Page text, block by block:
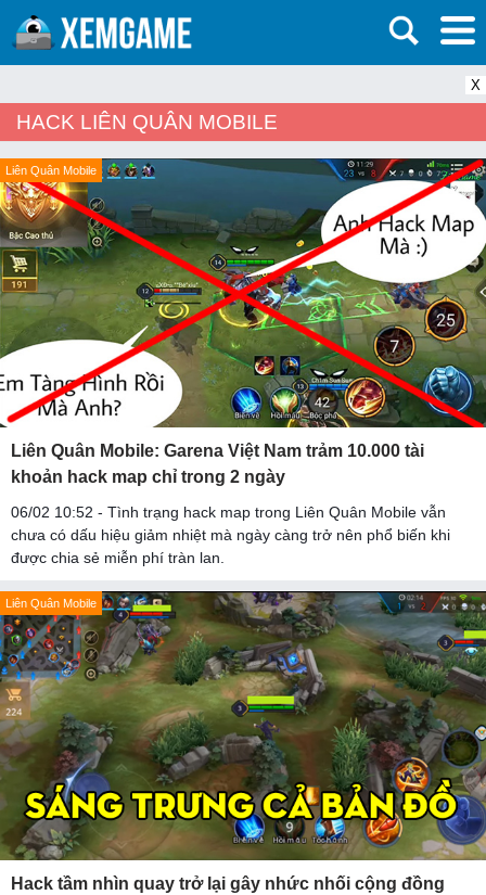
X
HACK LIÊN QUÂN MOBILE
Liên Quân Mobile
Liên Quân Mobile: Garena Việt Nam trảm 10.000 tài
khoản hack map chỉ trong 2 ngày
06/02 10:52 - Tình trạng hack map trong Liên Quân Mobile vẫn
chưa có dấu hiệu giảm nhiệt mà ngày càng trở nên phổ biến khi
được chia sẻ miễn phí tràn lan.
Liên Quân Mobile
Hack tầm nhìn quay trở lại gây nhức nhối cộng đồng